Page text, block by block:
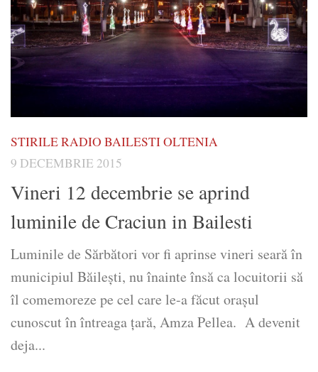
STIRILE RADIO BAILESTI OLTENIA
9 DECEMBRIE 2015
Vineri 12 decembrie se aprind
luminile de Craciun in Bailesti
Luminile de Sărbători vor fi aprinse vineri seară în
municipiul Băileşti, nu înainte însă ca locuitorii să
îl comemoreze pe cel care le-a făcut oraşul
cunoscut în întreaga ţară, Amza Pellea. A devenit
deja...